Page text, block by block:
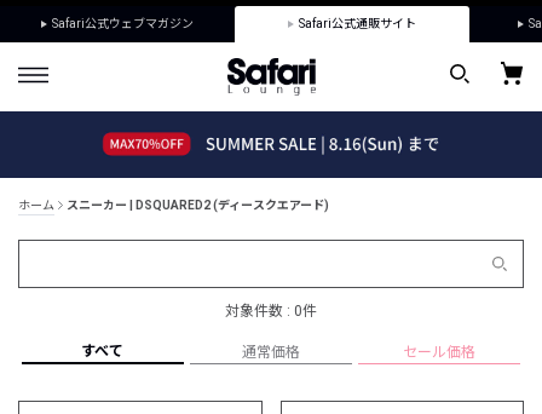
Safari公式ウェブマガジン Safari公式通販サイト
ホーム スニーカー | DSQUARED2 (ディースクエアード)
対象件数 : 0件
すべて 通常価格 セール価格